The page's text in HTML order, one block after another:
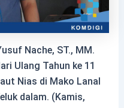
Nache, ST., MM.
Ulang Tahun ke 11
Nias di Mako Lanal
dalam. (Kamis,